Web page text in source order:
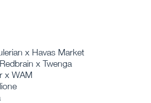
x Havas Market
x Twenga
x WAM